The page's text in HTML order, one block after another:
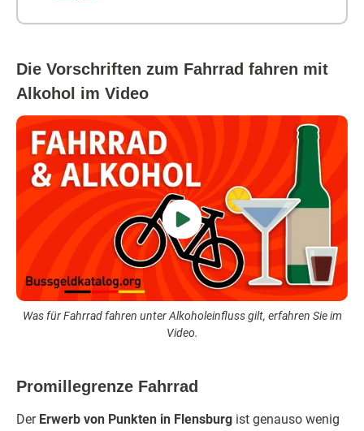
Die Vorschriften zum Fahrrad fahren mit
Alkohol im Video
Was für Fahrrad fahren unter Alkoholeinfluss gilt, erfahren Sie im
Video.
Promillegrenze Fahrrad
Der Erwerb von Punkten in Flensburg ist genauso wenig